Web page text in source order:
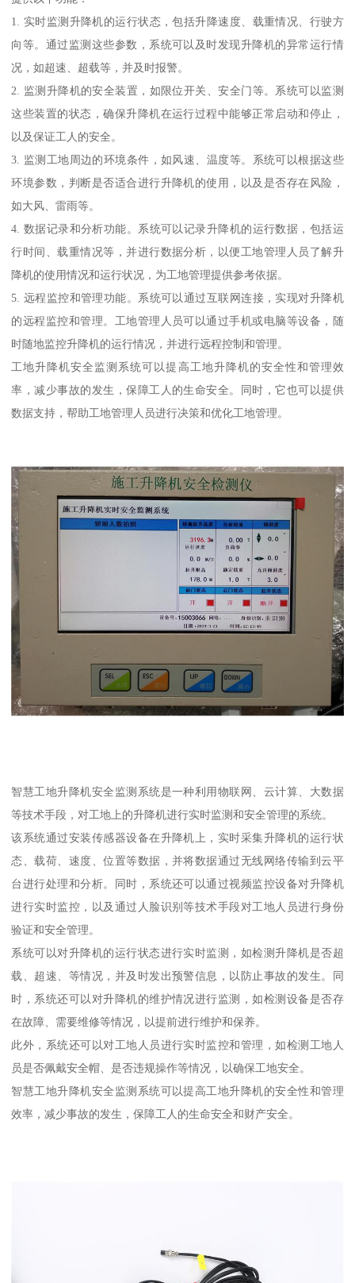
1. 实时监测升降机的运行状态，包括升降速度、载重情况、行驶方
向等。通过监测这些参数，系统可以及时发现升降机的异常运行情
况，如超速、超载等，并及时报警。
2. 监测升降机的安全装置，如限位开关、安全门等。系统可以监测
这些装置的状态，确保升降机在运行过程中能够正常启动和停止，
以及保证工人的安全。
3. 监测工地周边的环境条件，如风速、温度等。系统可以根据这些
环境参数，判断是否适合进行升降机的使用，以及是否存在风险，
如大风、雷雨等。
4. 数据记录和分析功能。系统可以记录升降机的运行数据，包括运
行时间、载重情况等，并进行数据分析，以便工地管理人员了解升
降机的使用情况和运行状况，为工地管理提供参考依据。
5. 远程监控和管理功能。系统可以通过互联网连接，实现对升降机
的远程监控和管理。工地管理人员可以通过手机或电脑等设备，随
时随地监控升降机的运行情况，并进行远程控制和管理。
工地升降机安全监测系统可以提高工地升降机的安全性和管理效
率，减少事故的发生，保障工人的生命安全。同时，它也可以提供
数据支持，帮助工地管理人员进行决策和优化工地管理。
智慧工地升降机安全监测系统是一种利用物联网、云计算、大数据
等技术手段，对工地上的升降机进行实时监测和安全管理的系统。
该系统通过安装传感器设备在升降机上，实时采集升降机的运行状
态、载荷、速度、位置等数据，并将数据通过无线网络传输到云平
台进行处理和分析。同时，系统还可以通过视频监控设备对升降机
进行实时监控，以及通过人脸识别等技术手段对工地人员进行身份
验证和安全管理。
系统可以对升降机的运行状态进行实时监测，如检测升降机是否超
载、超速、等情况，并及时发出预警信息，以防止事故的发生。同
时，系统还可以对升降机的维护情况进行监测，如检测设备是否存
在故障、需要维修等情况，以提前进行维护和保养。
此外，系统还可以对工地人员进行实时监控和管理，如检测工地人
员是否佩戴安全帽、是否违规操作等情况，以确保工地安全。
智慧工地升降机安全监测系统可以提高工地升降机的安全性和管理
效率，减少事故的发生，保障工人的生命安全和财产安全。